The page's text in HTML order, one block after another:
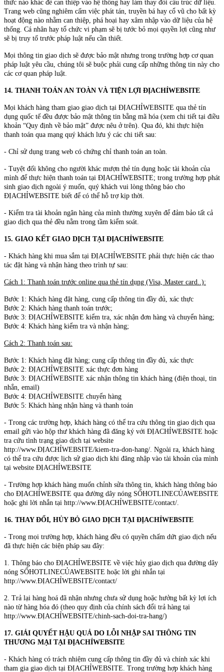
thức nào khác để can thiệp vào hệ thống hay làm thay đổi cấu trúc dữ liệu.
Trang web cũng nghiêm cấm việc phát tán, truyền bá hay cổ vũ cho bất kỳ
hoạt động nào nhằm can thiệp, phá hoại hay xâm nhập vào dữ liệu của hệ
thống. Cá nhân hay tổ chức vi phạm sẽ bị tước bỏ mọi quyền lợi cũng như
sẽ bị truy tố trước pháp luật nếu cần thiết.
Mọi thông tin giao dịch sẽ được bảo mật nhưng trong trường hợp cơ quan
pháp luật yêu cầu, chúng tôi sẽ buộc phải cung cấp những thông tin này cho
các cơ quan pháp luật.
14. THANH TOÁN AN TOÀN VÀ TIỆN LỢI ĐỊACHỈWEBSITE
Mọi khách hàng tham giao giao dịch tại ĐỊACHỈWEBSITE qua thẻ tín
dụng quốc tế đều được bảo mật thông tin bằng mã hóa (xem chi tiết tại điều
khoản “Quy định về bảo mật” được nêu ở trên). Qua đó, khi thực hiện
thanh toán qua mạng quý khách lưu ý các chi tiết sau:
- Chỉ sử dụng trang web có chứng chỉ thanh toán an toàn.
- Tuyệt đối không cho người khác mượn thẻ tín dụng hoặc tài khoản của
mình để thực hiện thanh toán tại ĐỊACHỈWEBSITE; trong trường hợp phát
sinh giao dịch ngoài ý muốn, quý khách vui lòng thông báo cho
ĐỊACHỈWEBSITE biết để có thể hỗ trợ kịp thời.
- Kiểm tra tài khoản ngân hàng của mình thường xuyên để đảm bảo tất cả
giao dịch qua thẻ đều nằm trong tầm kiểm soát.
15. GIAO KẾT GIAO DỊCH TẠI ĐỊACHỈWEBSITE
- Khách hàng khi mua sắm tại ĐỊACHỈWEBSITE phải thực hiện các thao
tác đặt hàng và nhận hàng theo trình tự sau:
Cách 1: Thanh toán trước online qua thẻ tín dụng (Visa, Master card..):
Bước 1: Khách hàng đặt hàng, cung cấp thông tin đầy đủ, xác thực
Bước 2: Khách hàng thanh toán trước;
Bước 3: ĐỊACHỈWEBSITE kiểm tra, xác nhận đơn hàng và chuyển hàng;
Bước 4: Khách hàng kiểm tra và nhận hàng;
Cách 2: Thanh toán sau:
Bước 1: Khách hàng đặt hàng; cung cấp thông tin đầy đủ, xác thực
Bước 2: ĐỊACHỈWEBSITE xác thực đơn hàng
Bước 3: ĐỊACHỈWEBSITE xác nhận thông tin khách hàng (điện thoại, tin
nhắn, email)
Bước 4: ĐỊACHỈWEBSITE chuyển hàng
Bước 5: Khách hàng nhận hàng và thanh toán
- Trong các trường hợp, khách hàng có thể tra cứu thông tin giao dịch qua
email gửi vào hộp thư khách hàng đã đăng ký với ĐỊACHỈWEBSITE hoặc
tra cứu tình trạng giao dịch tại website
http://www.ĐỊACHỈWEBSITE/kiem-tra-don-hang/. Ngoài ra, khách hàng
có thể tra cứu được lịch sử giao dịch khi đăng nhập vào tài khoản của mình
tại website ĐỊACHỈWEBSITE
- Trường hợp khách hàng muốn chỉnh sửa thông tin, khách hàng thông báo
cho ĐỊACHỈWEBSITE qua đường dây nóng SỐHOTLINECỦAWEBSITE
hoặc ghi lời nhắn tại http://www.ĐỊACHỈWEBSITE/contact/.
16. THAY ĐỔI, HỦY BỎ GIAO DỊCH TẠI ĐỊACHỈWEBSITE
- Trong mọi trường hợp, khách hàng đều có quyền chấm dứt giao dịch nếu
đã thực hiện các biện pháp sau đây:
1. Thông báo cho ĐỊACHỈWEBSITE về việc hủy giao dịch qua đường dây
nóng SỐHOTLINECỦAWEBSITE hoặc lời ghi nhắn tại
http://www.ĐỊACHỈWEBSITE/contact/
2. Trả lại hàng hoá đã nhận nhưng chưa sử dụng hoặc hưởng bất kỳ lợi ích
nào từ hàng hóa đó (theo quy định của chính sách đổi trả hàng tại
http://www.ĐỊACHỈWEBSITE/chinh-sach-doi-tra-hang/)
17. GIẢI QUYẾT HẬU QUẢ DO LỖI NHẬP SAI THÔNG TIN
THƯƠNG MẠI TẠI ĐỊACHỈWEBSITE
- Khách hàng có trách nhiệm cung cấp thông tin đầy đủ và chính xác khi
tham gia giao dịch tại ĐỊACHỈWEBSITE. Trong trường hợp khách hàng